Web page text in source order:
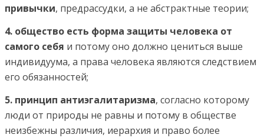
привычки, предрассудки, а не абстрактные теории;
4. общество есть форма защиты человека от
самого себя и потому оно должно цениться выше
индивидуума, а права человека являются следствием
его обязанностей;
5. принцип антиэгалитаризма, согласно которому
люди от природы не равны и потому в обществе
неизбежны различия, иерархия и право более